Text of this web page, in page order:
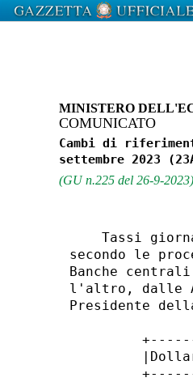
MINISTERO
COMUNICATO
Cambi di
(GU n.225 del 26-9-2023)
Tassi
secondo le
Banche
l'altro, dalle
Presidente